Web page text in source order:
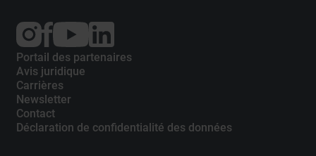
External
link:
Instagram
External
link:
Facebook
External
link:
YouTube
Portail des partenaires
Avis juridique
Carrières
Newsletter
Contact
Déclaration de confidentialité des données